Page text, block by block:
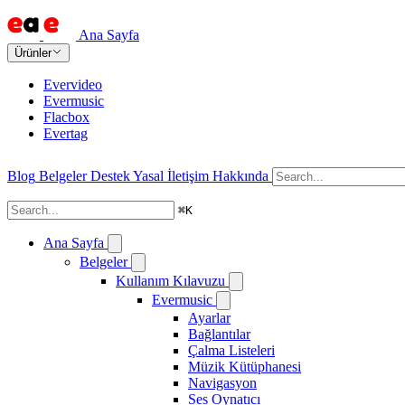
Ana Sayfa
Ürünler
Evervideo
Evermusic
Flacbox
Evertag
Blog Belgeler DestekYasal İletişim Hakkında
⌘K
Ana Sayfa
Belgeler
Kullanım Kılavuzu
Evermusic
Ayarlar
Bağlantılar
Çalma Listeleri
Müzik Kütüphanesi
Navigasyon
Ses Oynatıcı